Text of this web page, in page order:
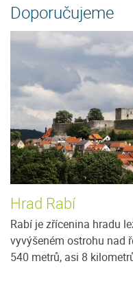
Doporučujeme
Hrad Rabí
Rabí je zřícenina hradu
vyvýšeném ostrohu nad
540 metrů, asi 8